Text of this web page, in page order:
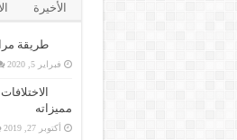
الأخيرة
طريقة
فبراير 5, 2020
مميزاته
أكتوبر 27, 2019